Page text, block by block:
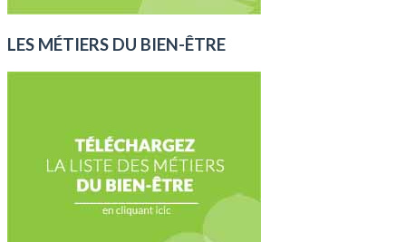
LES MÉTIERS DU BIEN-ÊTRE